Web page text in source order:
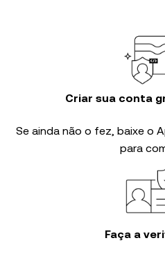
Criar sua conta
Se ainda não o fez, baixe o
para
Faça a